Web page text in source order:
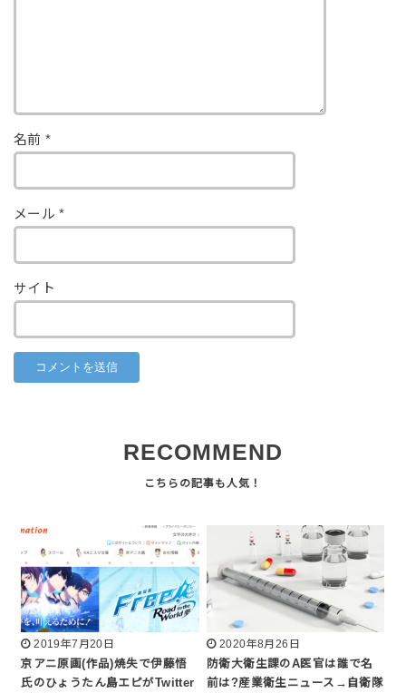
名前 *
メール*
サイト
RECOMMEND
2019年7月20日
京アニ原画(作品)焼失で伊藤悟
氏のひょうたん島エピがTwitter
2020年8月26日
防衛大衛生課のA医官は誰で名
前は?産業衛生ニュース→自衛隊